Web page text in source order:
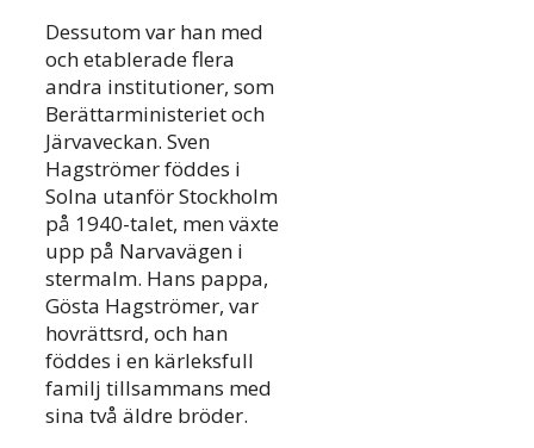
Dessutom var han med
och etablerade flera
andra institutioner, som
Berättarministeriet och
Järvaveckan. Sven
Hagströmer föddes i
Solna utanför Stockholm
på 1940-talet, men växte
upp på Narvavägen i
stermalm. Hans pappa,
Gösta Hagströmer, var
hovrättsrd, och han
föddes i en kärleksfull
familj tillsammans med
sina två äldre bröder.